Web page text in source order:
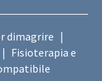
dimagrire |
| Fisioterapia e